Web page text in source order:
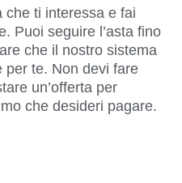
che ti interessa e fai
Puoi seguire l’asta fino
che il nostro sistema
per te. Non devi fare
un’offerta per
che desideri pagare.